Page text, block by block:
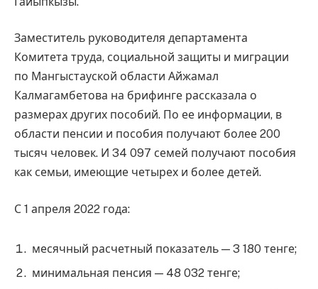
Заместитель руководителя департамента
Комитета труда, социальной защиты и миграции
по Мангыстауской области Айжамал
Калмагамбетова на брифинге рассказала о
размерах других пособий. По ее информации, в
области пенсии и пособия получают более 200
тысяч человек. И 34 097 семей получают пособия
как семьи, имеющие четырех и более детей.
С 1 апреля 2022 года:
месячный расчетный показатель — 3 180 тенге;
минимальная пенсия — 48 032 тенге;